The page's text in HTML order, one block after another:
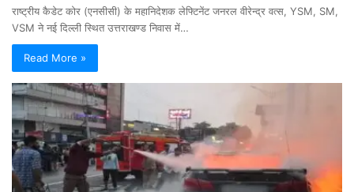
राष्ट्रीय कैडेट कोर (एनसीसी) के महानिदेशक लेफ्टिनेंट जनरल वीरेन्द्र वत्स, YSM, SM,
VSM ने नई दिल्ली स्थित उत्तराखण्ड निवास में…
Read More »